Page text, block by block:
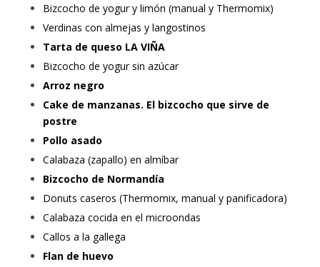
Bizcocho de yogur y limón (manual y Thermomix)
Verdinas con almejas y langostinos
Tarta de queso LA VIÑA
Bizcocho de yogur sin azúcar
Arroz negro
Cake de manzanas. El bizcocho que sirve de
postre
Pollo asado
Calabaza (zapallo) en almíbar
Bizcocho de Normandía
Donuts caseros (Thermomix, manual y panificadora)
Calabaza cocida en el microondas
Callos a la gallega
Flan de huevo